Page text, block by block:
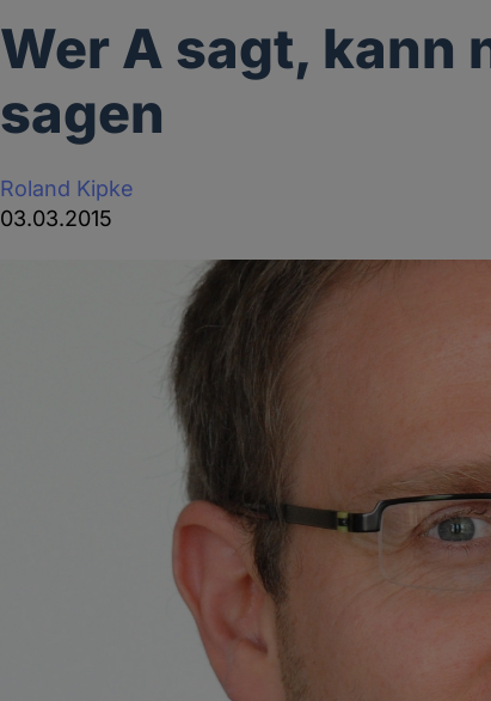
Wer A sagt, kann
sagen
Roland Kipke
03.03.2015